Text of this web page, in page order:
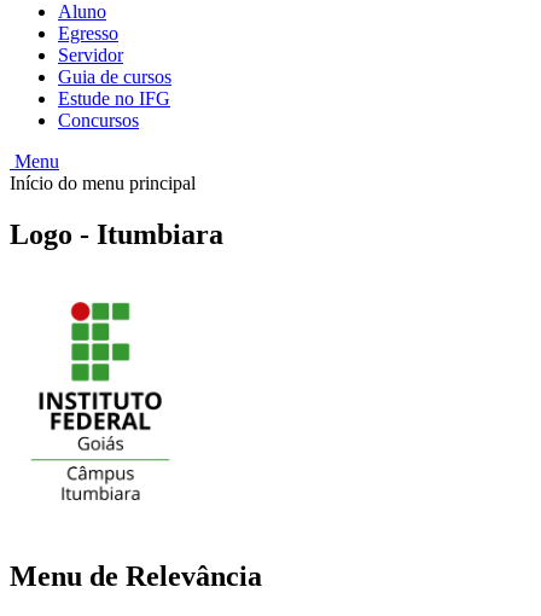
Aluno
Egresso
Servidor
Guia de cursos
Estude no IFG
Concursos
Menu
Início do menu principal
Logo - Itumbiara
Menu de Relevância